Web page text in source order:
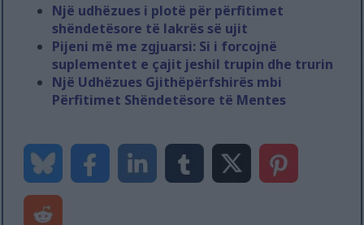
Një udhëzues i plotë për përfitimet
shëndetësore të lakrës së ujit
Pijeni më me zgjuarsi: Si i forcojnë
suplementet e çajit jeshil trupin dhe trurin
Një Udhëzues Gjithëpërfshirës mbi
Përfitimet Shëndetësore të Mentes